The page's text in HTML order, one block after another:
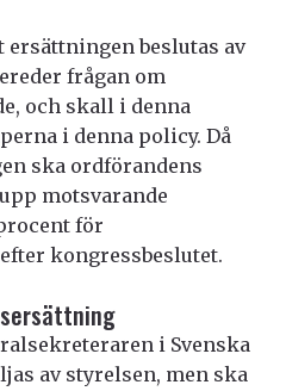
beslutas av
frågan om
och skall i denna
i denna policy. Då
ska ordförandens
motsvarande
för
kongressbeslutet.
i Svenska
av styrelsen, men ska